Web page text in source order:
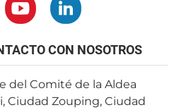
CON NOSOTROS
del Comité de la Aldea
Ciudad Zouping, Ciudad